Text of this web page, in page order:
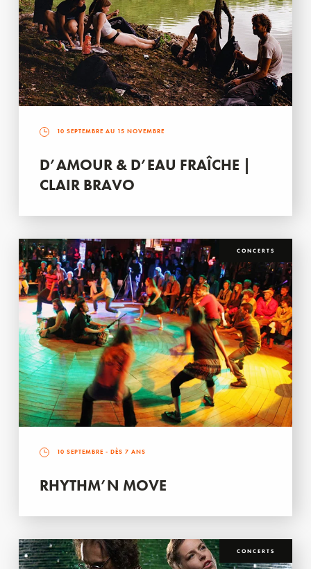
10 SEPTEMBRE AU 15 NOVEMBRE
D’AMOUR & D’EAU FRAÎCHE |
CLAIR BRAVO
CONCERTS
10 SEPTEMBRE - DÈS 7 ANS
RHYTHM’N MOVE
CONCERTS